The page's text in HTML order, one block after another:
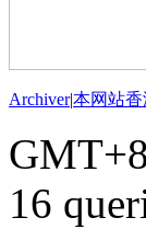
Archiver|本网站香
16